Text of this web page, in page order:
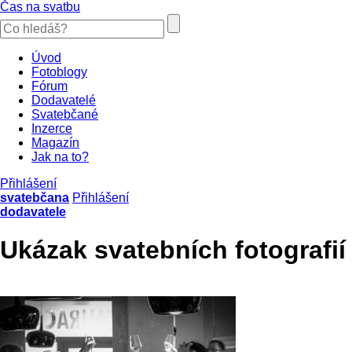
Čas na svatbu
Úvod
Fotoblogy
Fórum
Dodavatelé
Svatebčané
Inzerce
Magazín
Jak na to?
Přihlášení
svatebčana Přihlášení
dodavatele
Ukázak svatebních fotografií